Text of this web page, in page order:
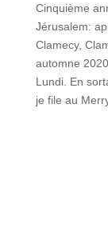
Cinquième
Jérusalem:
Clamecy,
automne
Lundi. En
je file au